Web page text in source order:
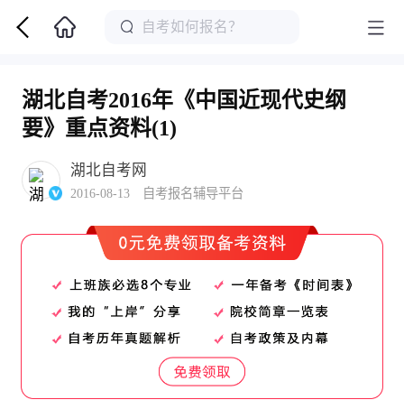
湖北自考2016年《中国近现代史纲
要》重点资料(1)
湖北自考网
2016-08-13 自考报名辅导平台